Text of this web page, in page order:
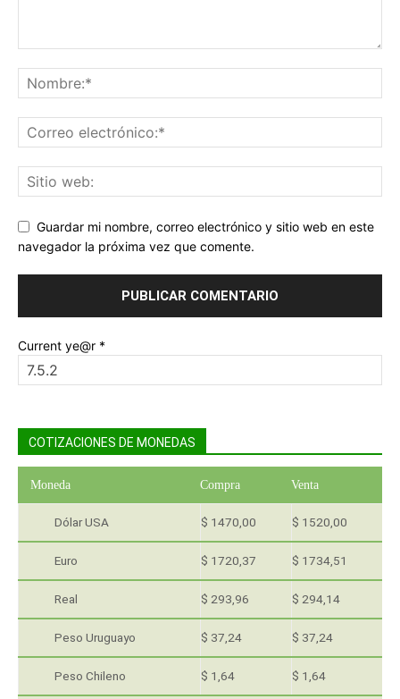
Guardar mi nombre, correo electrónico y sitio web en este
navegador la próxima vez que comente.
Current ye@r *
COTIZACIONES DE MONEDAS
Moneda Compra Venta
Dólar USA $ 1470,00 $ 1520,00
Euro $ 1720,37 $ 1734,51
Real $ 293,96 $ 294,14
Peso Uruguayo $ 37,24 $ 37,24
Peso Chileno $ 1,64 $ 1,64